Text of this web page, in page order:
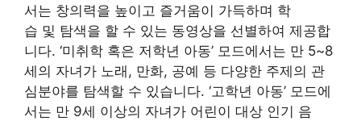
서는 창의력을 높이고 즐거움이 가득하며 학
습 및 탐색을 할 수 있는 동영상을 선별하여 제공합
니다. ‘미취학 혹은 저학년 아동’ 모드에서는 만 5~8
세의 자녀가 노래, 만화, 공예 등 다양한 주제의 관
심분야를 탐색할 수 있습니다. ‘고학년 아동’ 모드에
서는 만 9세 이상의 자녀가 어린이 대상 인기 음